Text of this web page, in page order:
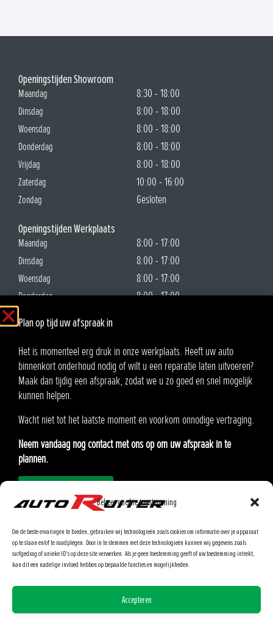
Beheer cookie toestemming
Om de beste ervaringen te bieden, gebruiken wij technologieën zoals cookies om informatie over je apparaat
op te slaan en/of te raadplegen. Door in te stemmen met deze technologieën kunnen wij gegevens zoals
surfgedrag of unieke ID's op deze site verwerken. Als je geen toestemming geeft of uw toestemming intrekt,
kan dit een nadelige invloed hebben op bepaalde functies en mogelijkheden.
Accepteren
Openingstijden Showroom
Maandag 8:30 - 18:00
Dinsdag 8:00 - 18:00
Woensdag 8:00 - 18:00
Donderdag 8:00 - 18:00
Vrijdag 8:00 - 18:00
Zaterdag 10:00 - 16:00
Zondag
Gesloten
Openingstijden Werkplaats
Maandag 8:00 - 17:00
Dinsdag 8:00 - 17:00
Woensdag 8:00 - 17:00
Donderdag 8:00 - 17:00
Zaterdag
Zondag Gesloten
Auto Ruiter B.V.
Oosteinde 21
BTW: NL865.370862.B01
Modellen
Onderhoud inplannen
Airbagterugroepactie
Klantenportaal
14-05-2026 - Wij zijn Hemelvaartsdag Gesloten
Plan op tijd uw afspraak in
Het is momenteel erg druk in onze werkplaats. Heeft uw auto
binnenkort onderhoud nodig of wilt u een reparatie laten uitvoeren?
Maak dan tijdig een afspraak, zodat we u zo goed en snel mogelijk
kunnen helpen.
Wacht niet tot het laatste moment en voorkom onnodige vertraging.
Neem vandaag nog contact met ons op om uw afspraak in te
plannen.